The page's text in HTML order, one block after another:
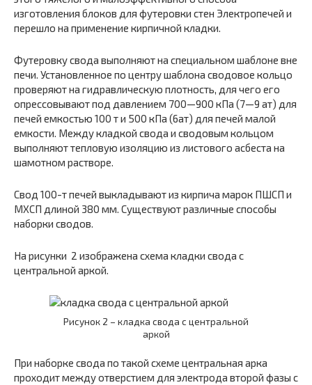
изготовления блоков для футеровки стен Электропечей и
перешло на применение кирпичной кладки.
Футеровку свода выполняют на специальном шаблоне вне
печи. Установленное по центру шаблона сводовое кольцо
проверяют на гидравлическую плотность, для чего его
опрессовывают под давлением 700—900 кПа (7—9 ат) для
печей емкостью 100 т и 500 кПа (6ат) для печей малой
емкости. Между кладкой свода и сводовым кольцом
выполняют тепловую изоляцию из листового асбеста на
шамотном растворе.
Свод 100-т печей выкладывают из кирпича марок ПШСП и
МХСП длиной 380 мм. Существуют различные способы
наборки сводов.
На рисунки 2 изображена схема кладки свода с
центральной аркой.
Рисунок 2 – кладка свода с центральной
аркой
При наборке свода по такой схеме центральная арка
проходит между отверстием для электрода второй фазы с